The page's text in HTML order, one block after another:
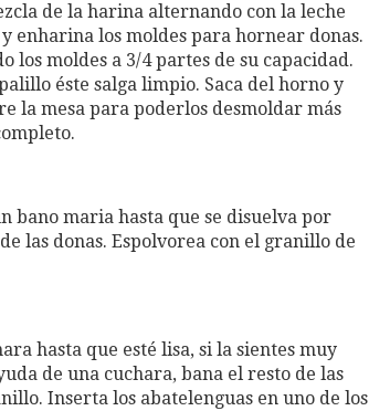
de la harina alternando con la leche
enharina los moldes para hornear donas.
los moldes a 3/4 partes de su capacidad.
éste salga limpio. Saca del horno y
la mesa para poderlos desmoldar más
bano maria hasta que se disuelva por
las donas. Espolvorea con el granillo de
hasta que esté lisa, si la sientes muy
de una cuchara, bana el resto de las
Inserta los abatelenguas en uno de los